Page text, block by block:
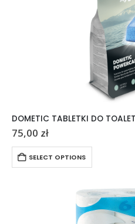
75,00 zł
SELECT OPTIONS